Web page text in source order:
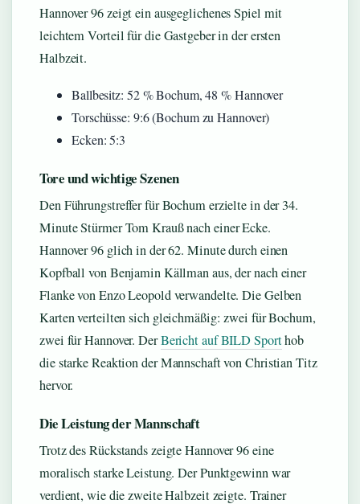
Hannover 96 zeigt ein ausgeglichenes Spiel mit
leichtem Vorteil für die Gastgeber in der ersten
Halbzeit.
Ballbesitz: 52 % Bochum, 48 % Hannover
Torschüsse: 9:6 (Bochum zu Hannover)
Ecken: 5:3
Tore und wichtige Szenen
Den Führungstreffer für Bochum erzielte in der 34.
Minute Stürmer Tom Krauß nach einer Ecke.
Hannover 96 glich in der 62. Minute durch einen
Kopfball von Benjamin Källman aus, der nach einer
Flanke von Enzo Leopold verwandelte. Die Gelben
Karten verteilten sich gleichmäßig: zwei für Bochum,
zwei für Hannover. DerBericht auf BILD Sporthob
die starke Reaktion der Mannschaft von Christian Titz
hervor.
Die Leistung der Mannschaft
Trotz des Rückstands zeigte Hannover 96 eine
moralisch starke Leistung. Der Punktgewinn war
verdient, wie die zweite Halbzeit zeigte. Trainer